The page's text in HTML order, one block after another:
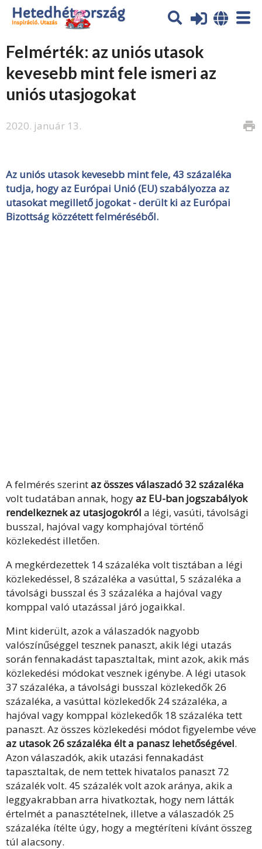
Felmérték: az uniós utasok
kevesebb mint fele ismeri az
uniós utasjogokat
2020. január 13. print
Az uniós utasok kevesebb mint fele, 43 százaléka
tudja, hogy az Európai Unió (EU) szabályozza az
utasokat megillető jogokat - derült ki az Európai
Bizottság közzétett felméréséből.
A felmérés szerintaz összes válaszadó 32 százaléka
volt tudatában annak, hogyaz EU-ban jogszabályok
rendelkeznek az utasjogokról a légi, vasúti, távolsági
busszal, hajóval vagy komphajóval történő
közlekedést illetően.
A megkérdezettek 14 százaléka volt tisztában a légi
közlekedéssel, 8 százaléka a vasúttal, 5 százaléka a
távolsági busszal és 3 százaléka a hajóval vagy
komppal való utazással járó jogaikkal.
Mint kiderült, azok a válaszadók nagyobb
valószínűséggel tesznek panaszt, akik légi utazás
során fennakadást tapasztaltak, mint azok, akik más
közlekedési módokat vesznek igénybe. A légi utasok
37 százaléka, a távolsági busszal közlekedők 26
százaléka, a vasúttal közlekedők 24 százaléka, a
hajóval vagy komppal közlekedők 18 százaléka tett
panaszt. Az összes közlekedési módot figyelembe véve
az utasok 26 százaléka élt a panasz lehetőségével.
Azon válaszadók, akik utazási fennakadást
tapasztaltak, de nem tettek hivatalos panaszt 72
százalék volt. 45 százalék volt azok aránya, akik a
leggyakrabban arra hivatkoztak, hogy nem látták
értelmét a panasztételnek, illetve a válaszadók 25
százaléka ítélte úgy, hogy a megtéríteni kívánt összeg
túl alacsony.